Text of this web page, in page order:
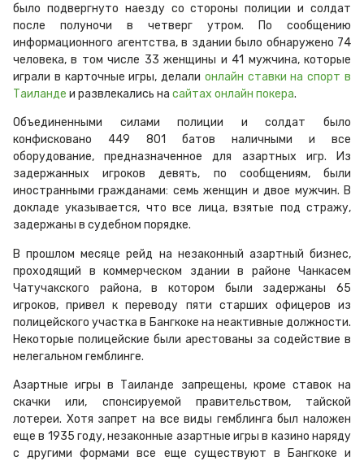
было подвергнуто наезду со стороны полиции и солдат
после полуночи в четверг утром. По сообщению
информационного агентства, в здании было обнаружено 74
человека, в том числе 33 женщины и 41 мужчина, которые
играли в карточные игры, делали онлайн ставки на спорт в
Таиланде и развлекались на сайтах онлайн покера.
Объединенными силами полиции и солдат было
конфисковано 449 801 батов наличными и все
оборудование, предназначенное для азартных игр. Из
задержанных игроков девять, по сообщениям, были
иностранными гражданами: семь женщин и двое мужчин. В
докладе указывается, что все лица, взятые под стражу,
задержаны в судебном порядке.
В прошлом месяце рейд на незаконный азартный бизнес,
проходящий в коммерческом здании в районе Чанкасем
Чатучакского района, в котором были задержаны 65
игроков, привел к переводу пяти старших офицеров из
полицейского участка в Бангкоке на неактивные должности.
Некоторые полицейские были арестованы за содействие в
нелегальном гемблинге.
Азартные игры в Таиланде запрещены, кроме ставок на
скачки или, спонсируемой правительством, тайской
лотереи. Хотя запрет на все виды гемблинга был наложен
еще в 1935 году, незаконные азартные игры в казино наряду
с другими формами все еще существуют в Бангкоке и